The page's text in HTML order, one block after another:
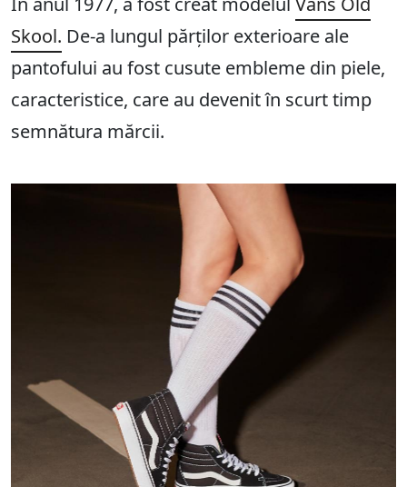
Skool. De-a lungul părților exterioare ale
pantofului au fost cusute embleme din piele,
caracteristice, care au devenit în scurt timp
semnătura mărcii.